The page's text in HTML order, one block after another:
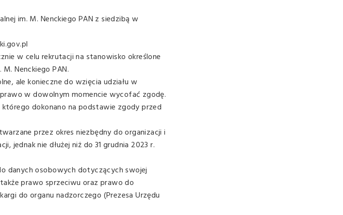
im. M. Nenckiego PAN z siedzibą w
w celu rekrutacji na stanowisko określone
Nenckiego PAN.
ale konieczne do wzięcia udziału w
w dowolnym momencie wycofać zgodę.
dokonano na podstawie zgody przed
przez okres niezbędny do organizacji i
jednak nie dłużej niż do 31 grudnia 2023 r.
danych osobowych dotyczących swojej
prawo sprzeciwu oraz prawo do
do organu nadzorczego (Prezesa Urzędu